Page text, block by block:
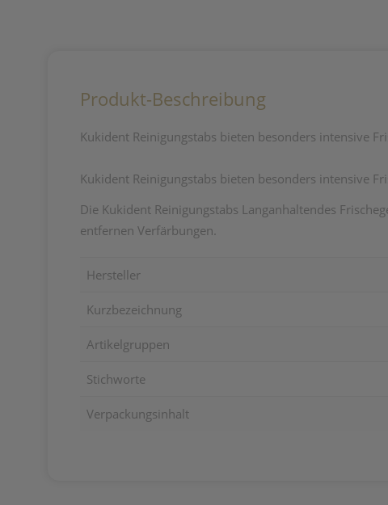
Produkt-Beschreibung
Kukident Reinigungstabs bieten besonders intensive
Kukident Reinigungstabs bieten besonders intensive
Die Kukident Reinigungstabs Langanhaltendes
entfernen Verfärbungen.
Hersteller
Kurzbezeichnung
Artikelgruppen
Stichworte
Verpackungsinhalt